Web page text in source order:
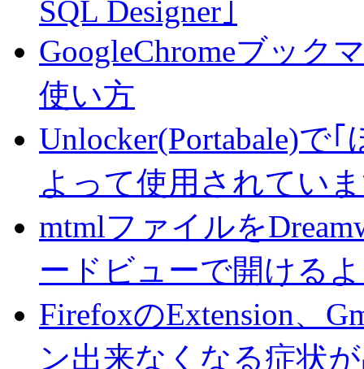
SQL Designer｣
GoogleChromeブック
使い方
Unlocker(Portabale)で
よって使用されてい
mtmlファイルを
ードビューで開ける
FirefoxのExtension、
ン出来なくなる症状